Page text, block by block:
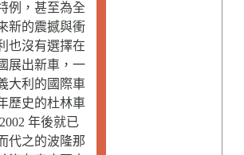
例，甚至為全
新的震撼與衝
也沒有選擇在
展出新車，一
大利的國際車
歷史的杜林車
年後就已
代之的波隆那